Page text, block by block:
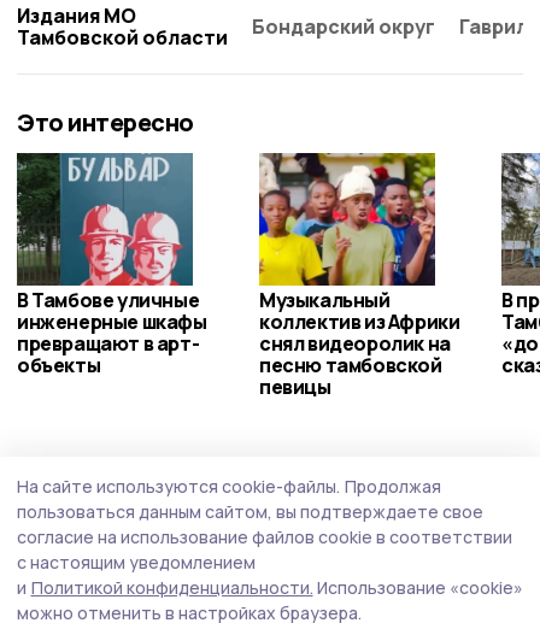
Издания МО
Тамбовской области
Бондарский округ
Это интересно
В Тамбове уличные
инженерные шкафы
превращают в арт-
объекты
Музыкальный
коллектив из Африки
снял видеоролик на
песню тамбовской
певицы
В
На сайте используются cookie-файлы. Продолжая
пользоваться данным сайтом, вы подтверждаете свое
согласие на использование файлов cookie в соответствии
с настоящим уведомлением
и Политикой конфиденциальности. Использование «cookie»
можно отменить в настройках браузера.